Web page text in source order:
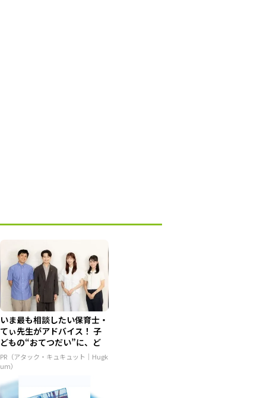
いま最も相談したい保育士・
てぃ先生がアドバイス！ 子
どもの“おてつだい”に、ど
ん...
PR（アタック・キュキュット｜Hugk
um）